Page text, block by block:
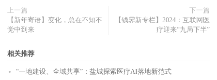
上一篇
【新年寄语】变化，总在不知不
觉中到来
下一篇
【钱霁新专栏】2024：互联网医
疗迎来“九局下半”
相关推荐
“一地建设、全域共享”：盐城探索医疗AI落地新范式